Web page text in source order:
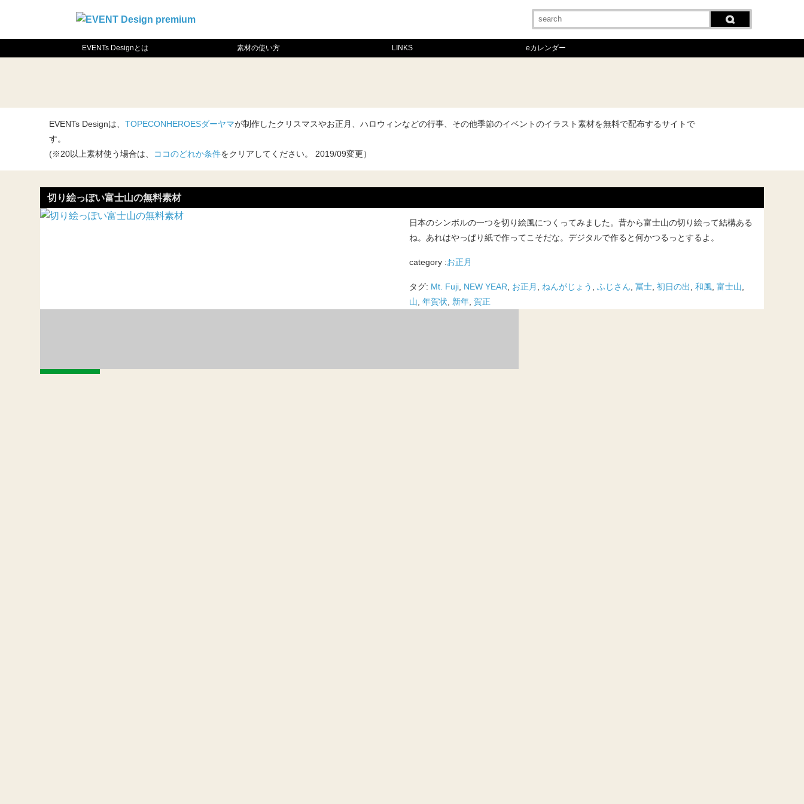
EVENTs Designとは 素材の使い方 LINKS eカレンダー
EVENTs Designは、 TOPECONHEROESダーヤマが制作したクリスマスやお正月、ハロウィンなどの行事、その他季節のイベントのイラスト素材を無料で配布するサイトで
す。
(※20以上素材使う場合は、
ココのどれか条件をクリアしてください。 2019/09変更 ）
切り絵っぽい富士山の無料素材
日本のシンボルの一つを切り絵風につくってみました。昔から富士山の切り絵って結構ある
ね。あれはやっぱり紙で作ってこそだな。デジタルで作ると何かつるっとするよ。
category :お正月
タグ: Mt. Fuji, NEW YEAR, お正月 , ねんがじょう , ふじさん, 冨士, 初日の出 , 和風, 富士山,
山, 年賀状, 新年, 賀正